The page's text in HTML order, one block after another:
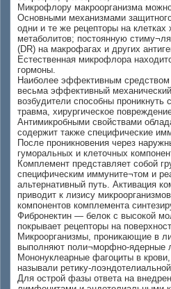
Микрофлору макроорганизма
Основными механизмами
одни и те же рецепторы на
метаболитов; постоянную
(DR) на макрофагах и других
Естественная микрофлора
гормоны.
Наиболее эффективным средством
весьма эффективный
возбудители способны
травма, хирургическое
Антимикробными свойствами
содержит также специфические
После проникновения через
гуморальных и клеточных
Комплемент представляет собой
специфическим иммуните¬том и
альтернативный путь. Активация
приводит к лизису
компонентов комплемента
Фибронектин — белок с высокой
покрывает рецепторы на
Микроорганизмы, проникающие в
выполняют поли¬морфно-ядерные
Мононуклеарные фагоциты в
называли ретику-
Для острой фазы ответа на